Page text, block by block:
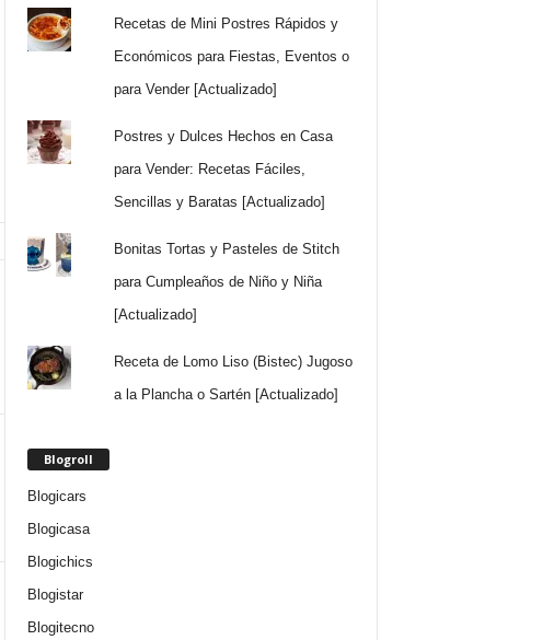
Recetas de Mini Postres Rápidos y
Económicos para Fiestas, Eventos o
para Vender [Actualizado]
Postres y Dulces Hechos en Casa
para Vender: Recetas Fáciles,
Sencillas y Baratas [Actualizado]
Bonitas Tortas y Pasteles de Stitch
para Cumpleaños de Niño y Niña
[Actualizado]
Receta de Lomo Liso (Bistec) Jugoso
a la Plancha o Sartén [Actualizado]
Blogroll
Blogicars
Blogicasa
Blogichics
Blogistar
Blogitecno